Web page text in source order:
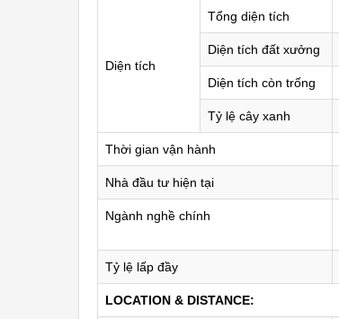
Diện tích
Tổng diện tích
Diện tích đất xưởng
Diện tích còn trống
Tỷ lệ cây xanh
Thời gian vận hành
Nhà đầu tư hiện tại
Ngành nghề chính
Tỷ lệ lấp đầy
LOCATION & DISTANCE: